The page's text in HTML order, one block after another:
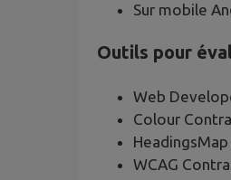
Sur mobile
Outils pour
Web
Colour
HeadingsMap
WCAG